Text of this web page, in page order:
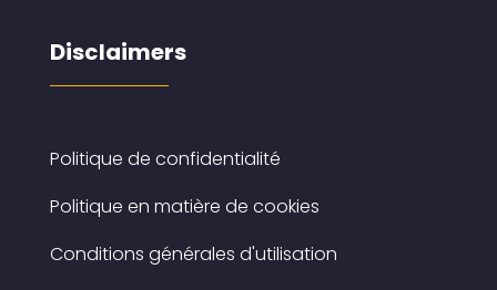
Disclaimers
Politique de confidentialité
Politique en matière de cookies
Conditions générales d'utilisation